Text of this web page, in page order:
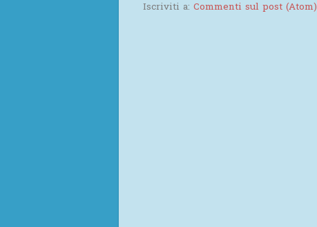
Iscriviti a: Commenti sul post (Atom)